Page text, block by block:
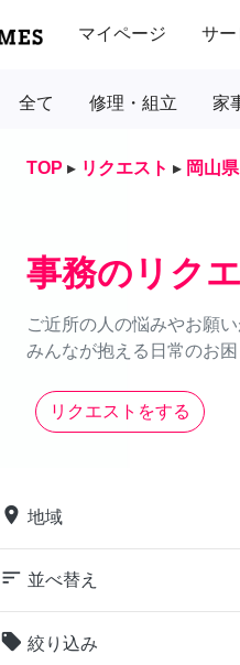
マイページ サー
全て 修理・組立 家
TOP ▸ リクエスト ▸ 岡山県
事務のリク
ご近所の人の悩みやお願
みんなが抱える日常のお
リクエストをする
place 地域
sort 並べ替え
local_offer 絞り込み